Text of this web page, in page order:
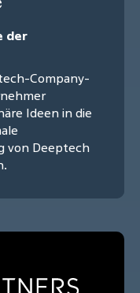
der
Company-
Ideen in die
von Deeptech